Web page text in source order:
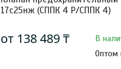
17с25нж (СППК 4 Р/СППК 4)
от 138 489 ₸
В
Оптом